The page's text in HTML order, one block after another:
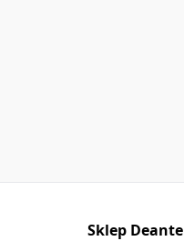
Sklep Deante